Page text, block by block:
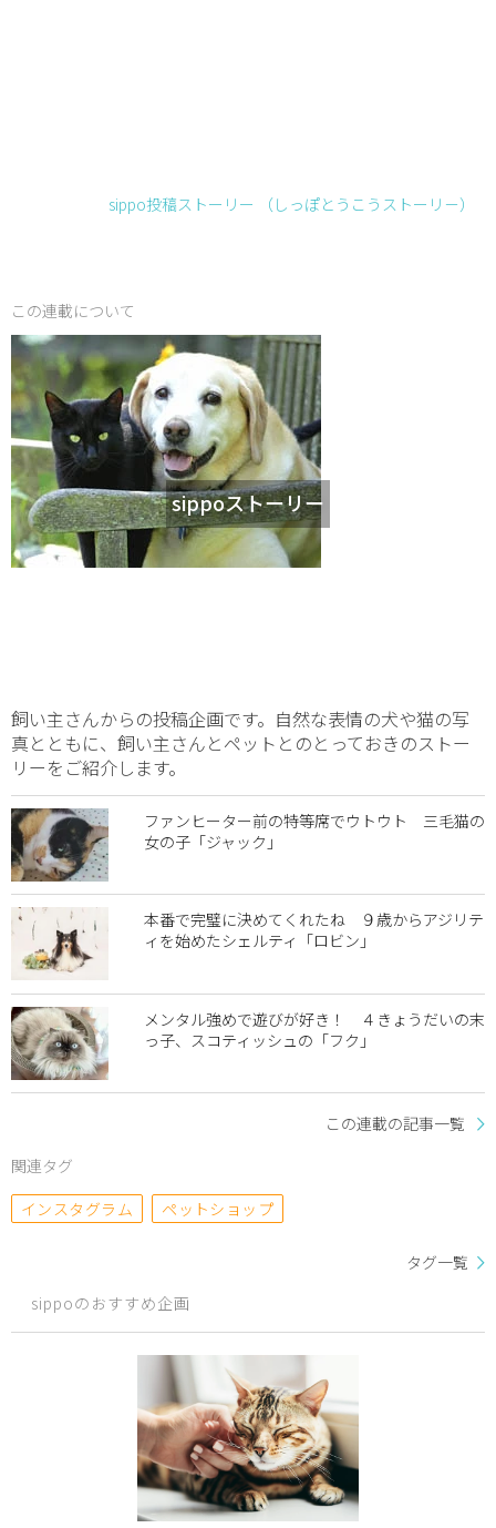
sippo投稿ストーリー （しっぽとうこうストーリ－）
この連載について
sippoストーリー
飼い主さんからの投稿企画です。自然な表情の犬や猫の写
真とともに、飼い主さんとペットとのとっておきのストー
リーをご紹介します。
ファンヒーター前の特等席でウトウト 三毛猫の
女の子「ジャック」
本番で完璧に決めてくれたね ９歳からアジリテ
ィを始めたシェルティ「ロビン」
メンタル強めで遊びが好き！ ４きょうだいの末
っ子、スコティッシュの「フク」
この連載の記事一覧
関連タグ
インスタグラム
ペットショップ
タグ一覧
sippoのおすすめ企画